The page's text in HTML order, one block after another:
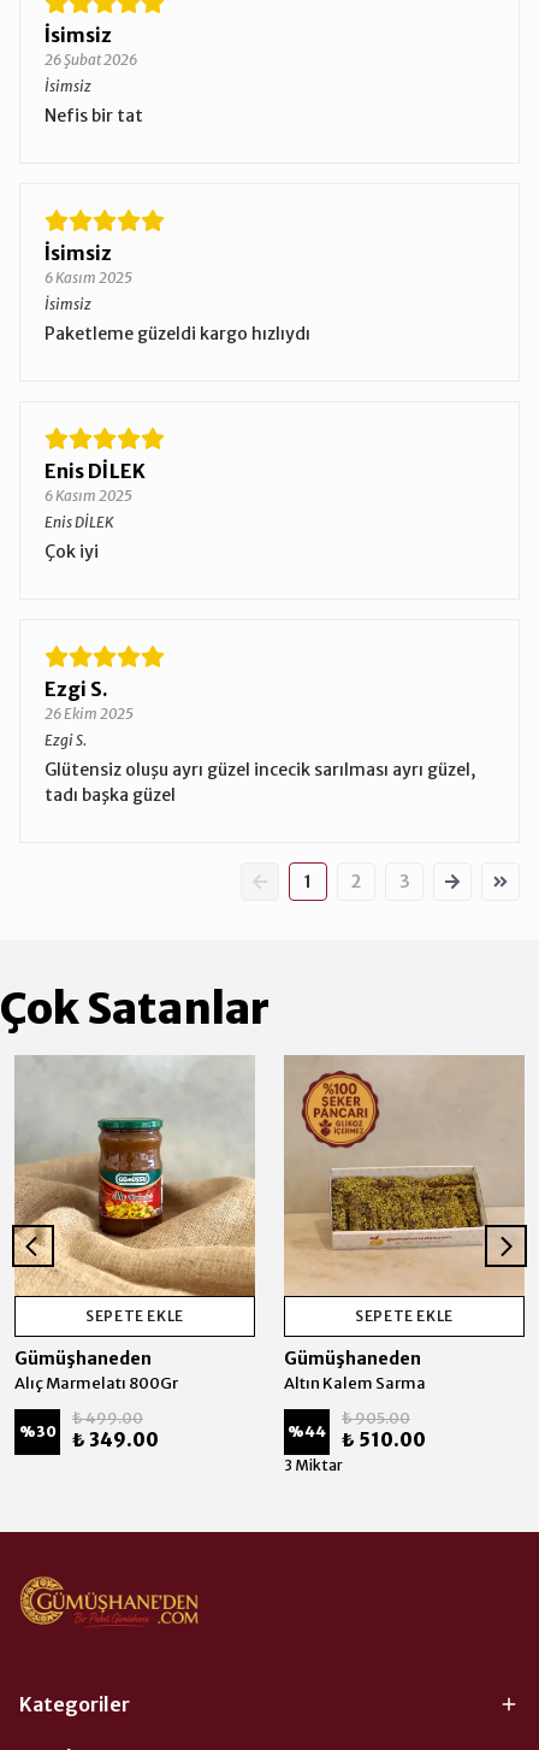
İsimsiz
26 Şubat 2026
İsimsiz
Nefis bir tat
İsimsiz
6 Kasım 2025
İsimsiz
Paketleme güzeldi kargo hızlıydı
Enis DİLEK
6 Kasım 2025
Enis DİLEK
Çok iyi
Ezgi S.
26 Ekim 2025
Ezgi S.
Glütensiz oluşu ayrı güzel incecik sarılması ayrı güzel,
tadı başka güzel
1 2 3
Çok Satanlar
SEPETE EKLE
Gümüşhaneden
Alıç Marmelatı 800Gr
%30
₺ 499.00
₺ 349.00
SEPETE EKLE
Gümüşhaneden
Altın Kalem Sarma
%44
₺ 905.00
₺ 510.00
3 Miktar
Kategoriler